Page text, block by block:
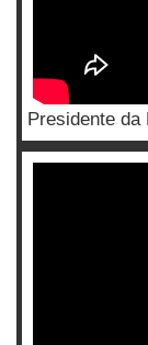
Presidente da